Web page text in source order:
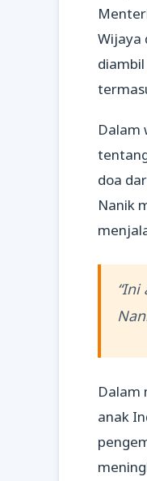
Wijaya
Dalam
doa
Nanik
“Ini
Dalam
anak